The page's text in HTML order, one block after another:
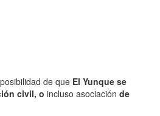
de que El Yunque se
civil, o incluso asociación de